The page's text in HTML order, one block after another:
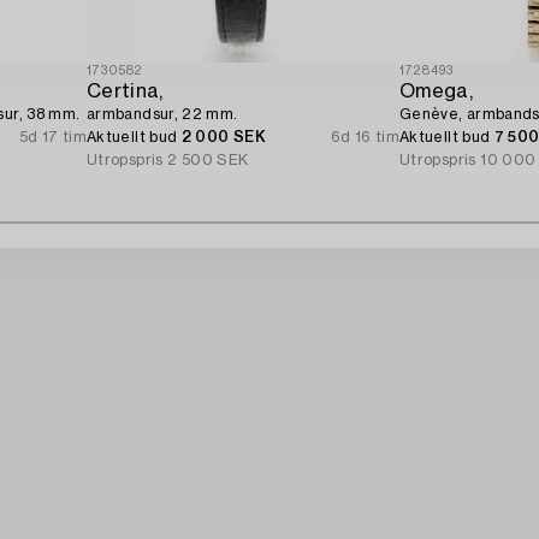
38 mm.
5d 17 tim
1730582
Certina,
armbandsur, 22 mm.
Aktuellt bud 2 000 SEK
6d 16 tim
Utropspris 2 500 SEK
1728493
Omega,
Genève,
Aktuellt bud 7
Utropspris 10 000